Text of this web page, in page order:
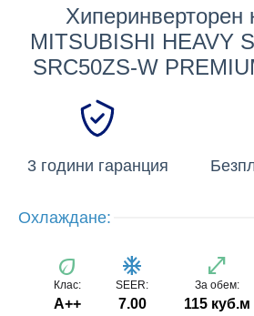
Хиперинверторен
MITSUBISHI HEAVY
SRC50ZS-W
3 години гаранция
Охлаждане:
eco
Клас:
A++
ac_unit
SEER:
7.00
open_in_full
За обем:
115 куб.м